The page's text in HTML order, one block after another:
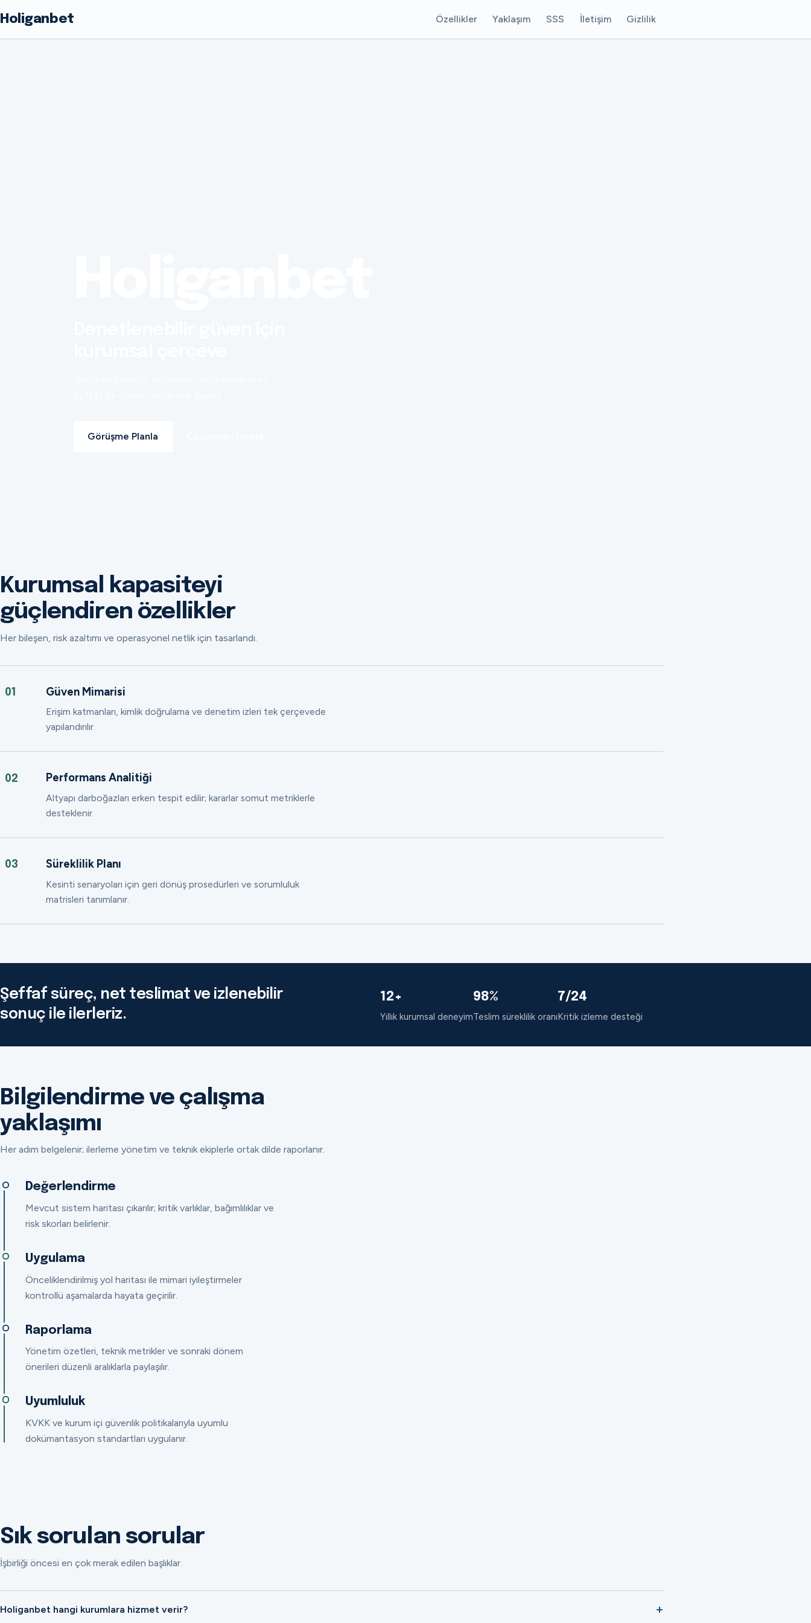
Holiganbet Özellikler Yaklaşım SSS İletişim Gizlilik
Görüşme Planla
Kurumsal kapasiteyi
güçlendiren özellikler
Her bileşen, risk azaltımı ve operasyonel netlik için tasarlandı.
01 Güven Mimarisi
Erişim katmanları, kimlik doğrulama ve denetim izleri tek çerçevede
yapılandırılır.
02 Performans Analitiği
Altyapı darboğazları erken tespit edilir; kararlar somut metriklerle
desteklenir.
03 Süreklilik Planı
Kesinti senaryoları için geri dönüş prosedürleri ve sorumluluk
matrisleri tanımlanır.
Şeffaf süreç, net teslimat ve izlenebilir
sonuç ile ilerleriz.
12+
Yıllık kurumsal deneyim
98%
Teslim süreklilik oranı
7/24
Kritik izleme desteği
Bilgilendirme ve çalışma
yaklaşımı
Her adım belgelenir; ilerleme yönetim ve teknik ekiplerle ortak dilde raporlanır.
Değerlendirme
Mevcut sistem haritası çıkarılır; kritik varlıklar, bağımlılıklar ve
risk skorları belirlenir.
Uygulama
Önceliklendirilmiş yol haritası ile mimari iyileştirmeler
kontrollü aşamalarda hayata geçirilir.
Raporlama
Yönetim özetleri, teknik metrikler ve sonraki dönem
önerileri düzenli aralıklarla paylaşılır.
Uyumluluk
KVKK ve kurum içi güvenlik politikalarıyla uyumlu
dokümantasyon standartları uygulanır.
Sık sorulan sorular
İşbirliği öncesi en çok merak edilen başlıklar.
Holiganbet hangi kurumlara hizmet verir?